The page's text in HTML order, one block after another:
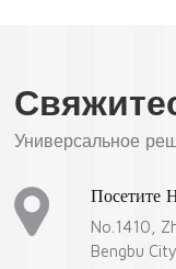
Универсальное
Посетите
No.1410,
Bengbu